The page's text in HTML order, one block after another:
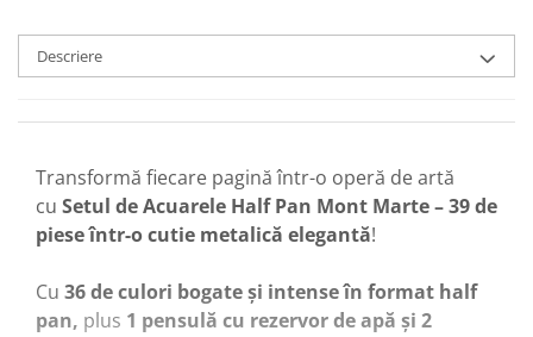
Descriere
Transformă fiecare pagină într-o operă de artă
cu Setul de Acuarele Half Pan Mont Marte – 39 de
piese într-o cutie metalică elegantă!
Cu 36 de culori bogate și intense în format half
pan, plus 1 pensulă cu rezervor de apă și 2